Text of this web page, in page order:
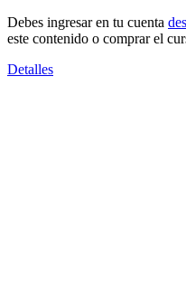
Debes ingresar en tu cuenta
este contenido o comprar el
Detalles